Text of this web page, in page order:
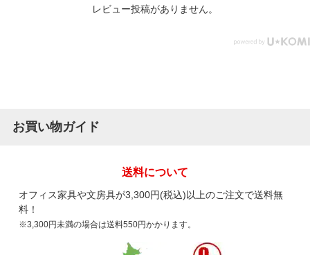
レビュー投稿がありません。
お買い物ガイド
送料について
オフィス家具や文房具が3,300円(税込)以上のご注文で送料無
料！
※3,300円未満の場合は送料550円かかります。